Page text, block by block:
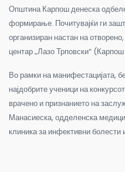
Општина Карпош денеска
формирање. Почитувајќи ги
организиран настан на
центар „Лазо Трповски“
Во рамки на манифестацијата,
најдобрите ученици на
врачено и признанието на
Манасиеска, одделенска
клиника за инфективни болести